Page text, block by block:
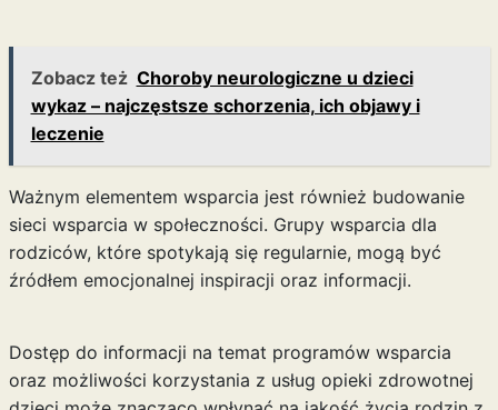
Zobacz też Choroby neurologiczne u dzieci
wykaz – najczęstsze schorzenia, ich objawy i
leczenie
Ważnym elementem wsparcia jest również budowanie
sieci wsparcia w społeczności. Grupy wsparcia dla
rodziców, które spotykają się regularnie, mogą być
źródłem emocjonalnej inspiracji oraz informacji.
Dostęp do informacji na temat programów wsparcia
oraz możliwości korzystania z usług opieki zdrowotnej